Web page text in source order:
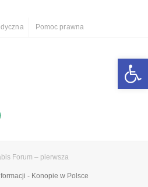
Pomoc prawna
Forum – pierwsza
- Konopie w Polsce